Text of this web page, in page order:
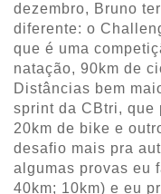
dezembro, Bruno
diferente: o
que é uma
natação, 90km de
Distâncias bem
sprint da CBtri, que
20km de bike e
desafio mais pra
algumas provas eu
40km; 10km) e eu